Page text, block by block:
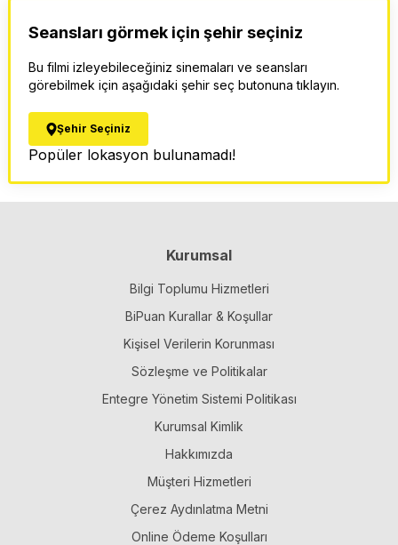
Seansları görmek için şehir seçiniz
Bu filmi izleyebileceğiniz sinemaları ve seansları
görebilmek için aşağıdaki şehir seç butonuna tıklayın.
Şehir Seçiniz
Popüler lokasyon bulunamadı!
Kurumsal
Bilgi Toplumu Hizmetleri
BiPuan Kurallar & Koşullar
Kişisel Verilerin Korunması
Sözleşme ve Politikalar
Entegre Yönetim Sistemi Politikası
Kurumsal Kimlik
Hakkımızda
Müşteri Hizmetleri
Çerez Aydınlatma Metni
Online Ödeme Koşulları